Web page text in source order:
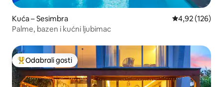
Kuća – Sesimbra Prosječna
4,92 (126)
Palme, bazen i kućni ljubimac
Među najviše rangiranima s oznakom „Odabrali gosti”
Odabrali gosti